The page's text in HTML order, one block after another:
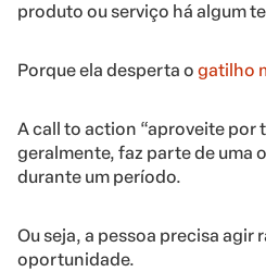
produto ou serviço há algum
Porque ela desperta o gatilho
A call to action “aproveite por
geralmente, faz parte de uma
durante um período.
Ou seja, a pessoa precisa agir
oportunidade.